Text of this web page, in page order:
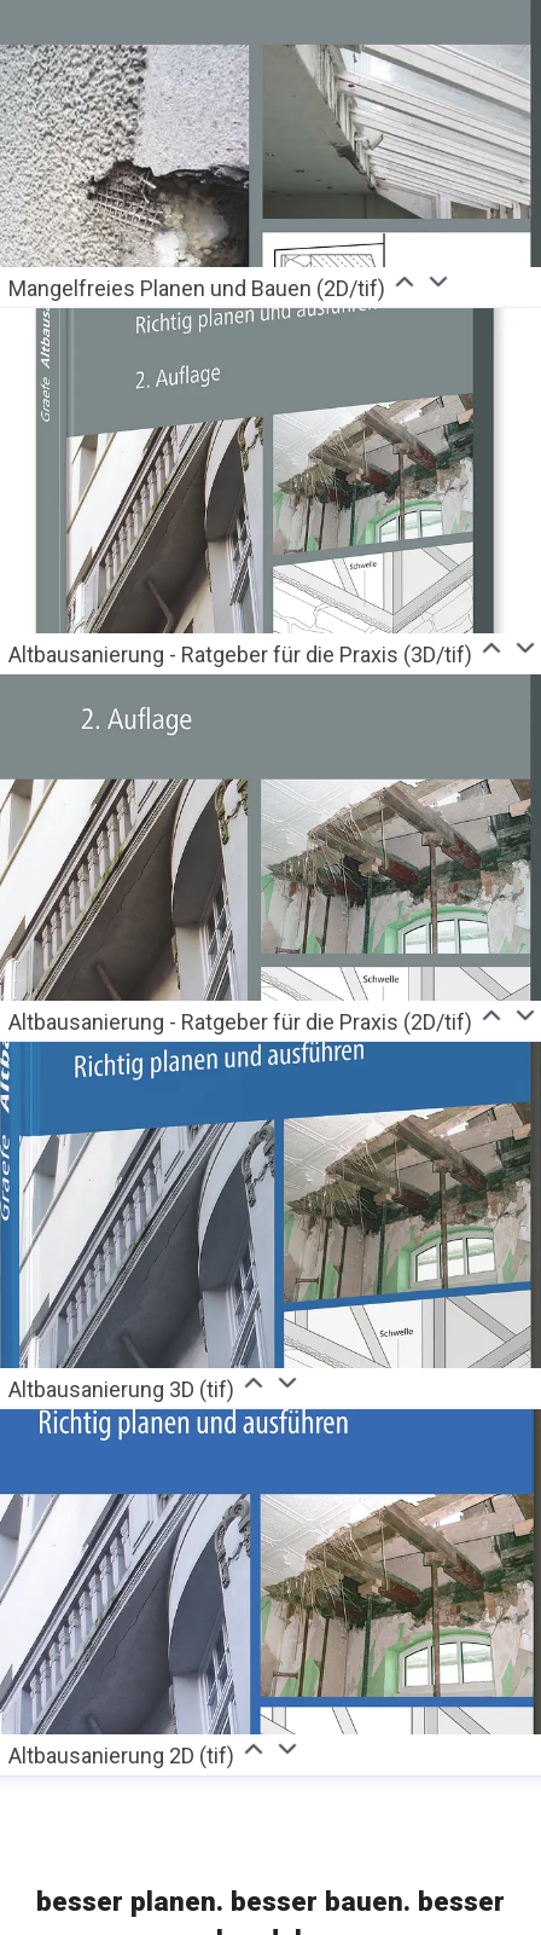
Mangelfreies Planen und Bauen (2D/tif)
Altbausanierung - Ratgeber für die Praxis (3D/tif)
Altbausanierung - Ratgeber für die Praxis (2D/tif)
Altbausanierung 3D (tif)
Altbausanierung 2D (tif)
besser planen. besser bauen. besser